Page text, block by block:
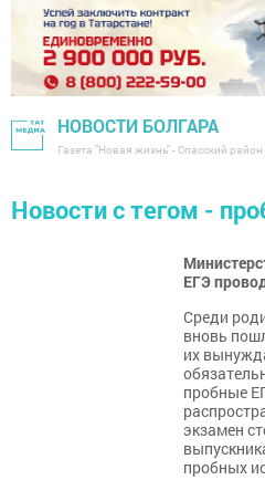
НОВОСТИ БОЛГАРА
Газета "Новая жизнь" - Спасский район
Новости с тегом -
ЕГЭ
Среди
вновь
их
пробные
экзамен
пробных